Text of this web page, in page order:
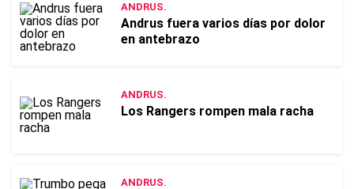
ANDRUS.
Andrus fuera varios días por dolor
en antebrazo
ANDRUS.
Los Rangers rompen mala racha
ANDRUS.